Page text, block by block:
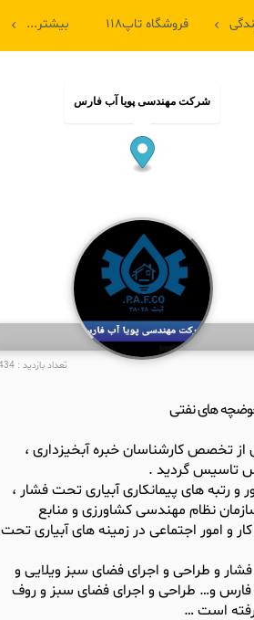
فروشگاه تاپ۱۱۸ بیشتر...
شرکت مهندسی پویا آب فارس
تعداد بازدید : 434
های نفتی
در سال ۱۳۷۹ با بهره گیری از تخصص کارشناسان خبره آبخیزداری ،
رتبه های پیمانکاری آبیاری تحت فشار ،
نظام مهندسی کشاورزی و منابع
و امور اجتماعی در زمینه های آبیاری تحت
آبیاری تحت فشار و طراحی و اجرای فضای سبز ویلایی و
فارس و… طراحی و اجرای فضای سبز و روف